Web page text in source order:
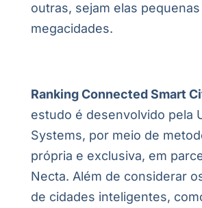
outras, sejam elas
megacidades.
Ranking Connected Smart
estudo é desenvolvido pela
Systems, por meio de
própria e exclusiva, em
Necta. Além de considerar
de cidades inteligentes,